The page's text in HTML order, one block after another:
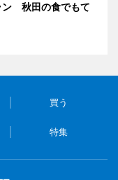
ン 秋田の食でもて
買う
特集